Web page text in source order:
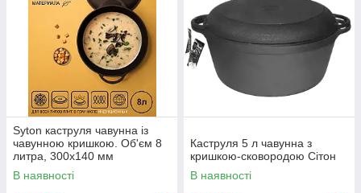
Syton каструля чавунна із
чавунною кришкою. Об'єм 8
литра, 300х140 мм
В наявності
Каструля 5 л чавунна з
кришкою-сковородою Сітон
В наявності